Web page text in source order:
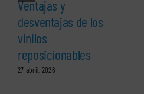
Ventajas y
desventajas de los
vinilos
reposicionables
27 abril, 2026